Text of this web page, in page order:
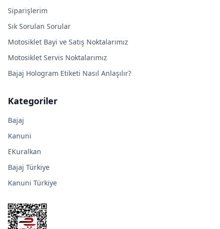
Siparişlerim
Sık Sorulan Sorular
Motosiklet Bayi ve Satış Noktalarımız
Motosiklet Servis Noktalarımız
Bajaj Hologram Etiketi Nasıl Anlaşılır?
Kategoriler
Bajaj
Kanuni
EKuralkan
Bajaj Türkiye
Kanuni Türkiye